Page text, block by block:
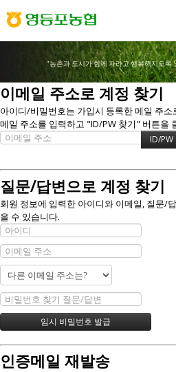
"농촌과 도시가 함께 자라고 행복해지도록
이메일 주소로 계정 찾기
아이디/비밀번호는 가입시 등록한 메일 주
메일 주소를 입력하고 "ID/PW 찾기" 버튼을
질문/답변으로 계정 찾기
회원 정보에 입력한 아이디와 이메일, 질문/
을 수 있습니다.
인증메일 재발송